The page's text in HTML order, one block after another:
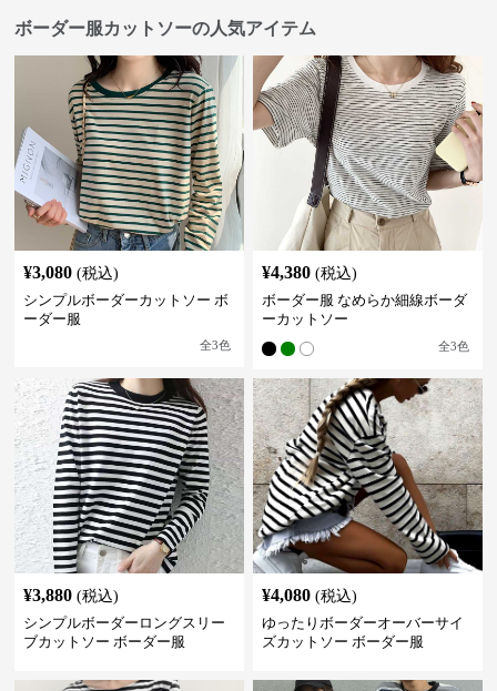
ボーダー服カットソーの人気アイテム
¥3,080 (税込)
シンプルボーダーカットソー ボ
ーダー服
全3色
¥4,380 (税込)
ボーダー服 なめらか細線ボーダ
ーカットソー
全3色
¥3,880 (税込)
シンプルボーダーロングスリー
ブカットソー ボーダー服
¥4,080 (税込)
ゆったりボーダーオーバーサイ
ズカットソー ボーダー服